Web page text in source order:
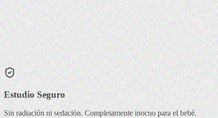
Estudio Seguro
Sin radiación ni sedación. Completamente inocuo para el bebé.